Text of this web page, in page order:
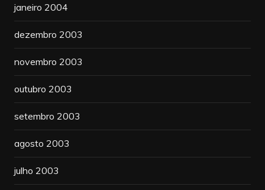
janeiro 2004
dezembro 2003
novembro 2003
outubro 2003
setembro 2003
agosto 2003
julho 2003